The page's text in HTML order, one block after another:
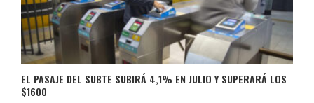
EL PASAJE DEL SUBTE SUBIRÁ 4,1% EN JULIO Y SUPERARÁ LOS
$1600